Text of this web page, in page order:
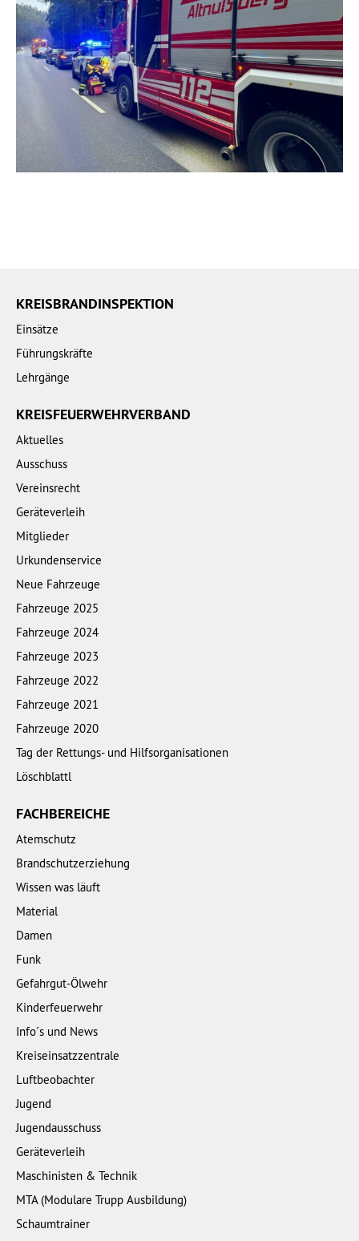
KREISBRANDINSPEKTION
Einsätze
Führungskräfte
Lehrgänge
KREISFEUERWEHRVERBAND
Aktuelles
Ausschuss
Vereinsrecht
Geräteverleih
Mitglieder
Urkundenservice
Neue Fahrzeuge
Fahrzeuge 2025
Fahrzeuge 2024
Fahrzeuge 2023
Fahrzeuge 2022
Fahrzeuge 2021
Fahrzeuge 2020
Tag der Rettungs- und Hilfsorganisationen
Löschblattl
FACHBEREICHE
Atemschutz
Brandschutzerziehung
Wissen was läuft
Material
Damen
Funk
Gefahrgut-Ölwehr
Kinderfeuerwehr
Info´s und News
Kreiseinsatzzentrale
Luftbeobachter
Jugend
Jugendausschuss
Geräteverleih
Maschinisten & Technik
MTA (Modulare Trupp Ausbildung)
Schaumtrainer